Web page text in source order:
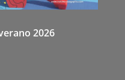
2026